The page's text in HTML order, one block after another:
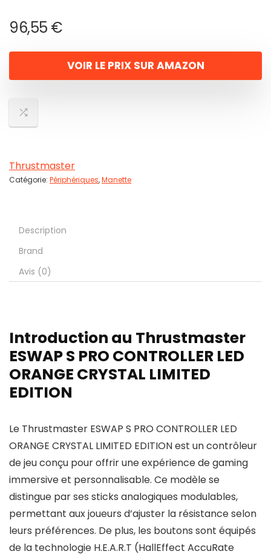
96,55 €
VOIR LE PRIX SUR AMAZON
Thrustmaster
Catégorie: Périphériques,Manette
Description
Brand
Avis (0)
Introduction au Thrustmaster
ESWAP S PRO CONTROLLER LED
ORANGE CRYSTAL LIMITED
EDITION
Le Thrustmaster ESWAP S PRO CONTROLLER LED
ORANGE CRYSTAL LIMITED EDITION est un contrôleur
de jeu conçu pour offrir une expérience de gaming
immersive et personnalisable. Ce modèle se
distingue par ses sticks analogiques modulables,
permettant aux joueurs d’ajuster la résistance selon
leurs préférences. De plus, les boutons sont équipés
de la technologie H.E.A.R.T (HallEffect AccuRate